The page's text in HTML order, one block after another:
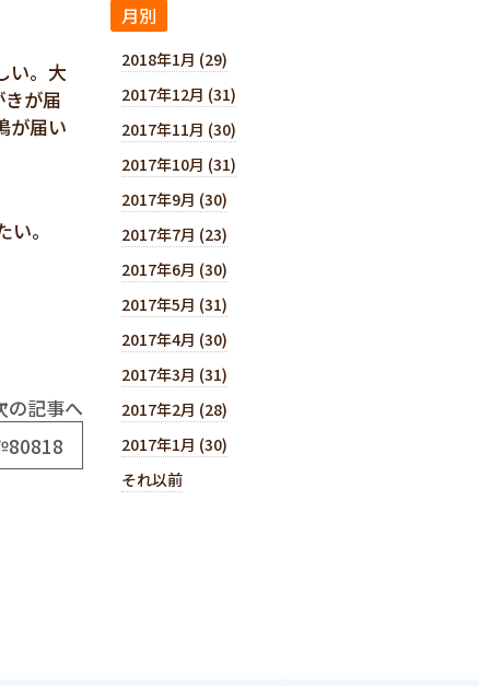
い。大
が届
が届い
。
の記事へ
月別
2018年1月 (29)
2017年12月 (31)
2017年11月 (30)
2017年10月 (31)
2017年9月 (30)
2017年7月 (23)
2017年6月 (30)
2017年5月 (31)
2017年4月 (30)
2017年3月 (31)
2017年2月 (28)
2017年1月 (30)
それ以前